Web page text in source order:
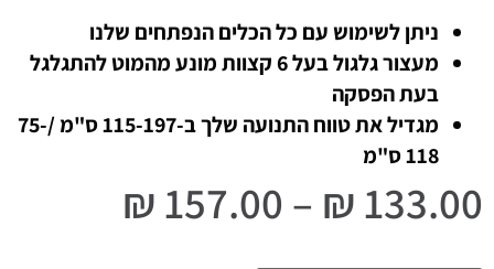
ניתן לשימוש עם כל הכלים הנפתחים שלנו
מעצור גלגול בעל 6 קצוות מונע מהמוט להתגלגל
בעת הפסקה
מגדיל את טווח התנועה שלך ב-115-197 ס"מ /75-
118 ס"מ
₪133.00
–
₪157.00